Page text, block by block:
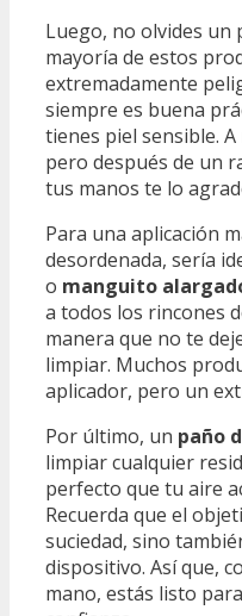
Luego, no olvides un
mayoría de estos
extremadamente
siempre es buena
tienes piel sensible.
pero después de un
tus manos te lo
Para una aplicación
desordenada, sería
o manguito
a todos los rincones
manera que no te
limpiar. Muchos
aplicador, pero un
Por último, un paño
limpiar cualquier
perfecto que tu aire
Recuerda que el
suciedad, sino
dispositivo. Así que,
mano, estás listo